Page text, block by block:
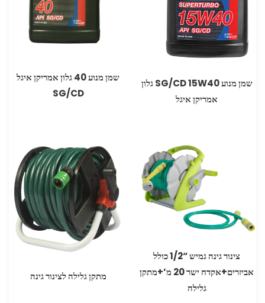
שמן מנוע W40‏15 ‏SG/CD גלון
אמריקן איגל
שמן מנוע 40 גלון אמריקן איגל
SG/CD
צינור גינה גמיש “1/2 כולל
אביזרים+אקדח ישר 20 מ’+מתקן
גלילה
מתקן גלילה לצינור גינה